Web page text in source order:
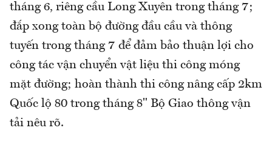
tháng 6, riêng cầu Long Xuyên trong tháng 7;
đắp xong toàn bộ đường đầu cầu và thông
tuyến trong tháng 7 để đảm bảo thuận lợi cho
công tác vận chuyển vật liệu thi công móng
mặt đường; hoàn thành thi công nâng cấp 2km
Quốc lộ 80 trong tháng 8" Bộ Giao thông vận
tải nêu rõ.